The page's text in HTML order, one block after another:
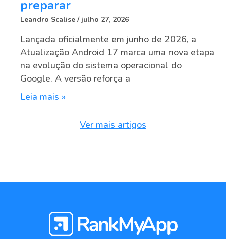
preparar
Leandro Scalise julho 27, 2026
Lançada oficialmente em junho de 2026, a
Atualização Android 17 marca uma nova etapa
na evolução do sistema operacional do
Google. A versão reforça a
Leia mais »
Ver mais artigos